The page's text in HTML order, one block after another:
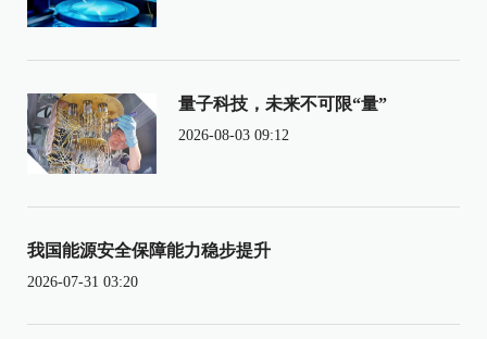
量子科技，未来不可限“量”
2026-08-03 09:12
我国能源安全保障能力稳步提升
2026-07-31 03:20